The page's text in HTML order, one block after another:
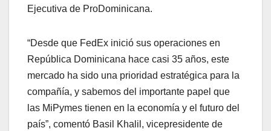
Ejecutiva de ProDominicana.
“Desde que FedEx inició sus operaciones en
República Dominicana hace casi 35 años, este
mercado ha sido una prioridad estratégica para la
compañía, y sabemos del importante papel que
las MiPymes tienen en la economía y el futuro del
país”, comentó Basil Khalil, vicepresidente de